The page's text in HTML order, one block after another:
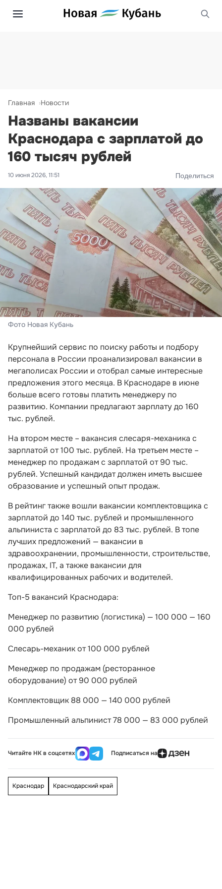
Главная Новости
Названы вакансии
Краснодара с зарплатой до
160 тысяч рублей
10 июня 2026, 11:51 Поделиться
Фото Новая Кубань
Крупнейший сервис по поиску работы и подбору
персонала в России проанализировал вакансии в
мегаполисах России и отобрал самые интересные
предложения этого месяца. В Краснодаре в июне
больше всего готовы платить менеджеру по
развитию. Компании предлагают зарплату до 160
тыс. рублей.
На втором месте – вакансия слесаря-механика с
зарплатой от 100 тыс. рублей. На третьем месте –
менеджер по продажам с зарплатой от 90 тыс.
рублей. Успешный кандидат должен иметь высшее
образование и успешный опыт продаж.
В рейтинг также вошли вакансии комплектовщика с
зарплатой до 140 тыс. рублей и промышленного
альпиниста с зарплатой до 83 тыс. рублей. В топе
лучших предложений — вакансии в
здравоохранении, промышленности, строительстве,
продажах, IT, а также вакансии для
квалифицированных рабочих и водителей.
Топ-5 вакансий Краснодара:
Менеджер по развитию (логистика) — 100 000 — 160
000 рублей
Слесарь-механик от 100 000 рублей
Менеджер по продажам (ресторанное
оборудование) от 90 000 рублей
Комплектовщик 88 000 — 140 000 рублей
Промышленный альпинист 78 000 — 83 000 рублей
Читайте НК в соцсетях Подписаться на
Краснодар Краснодарский край